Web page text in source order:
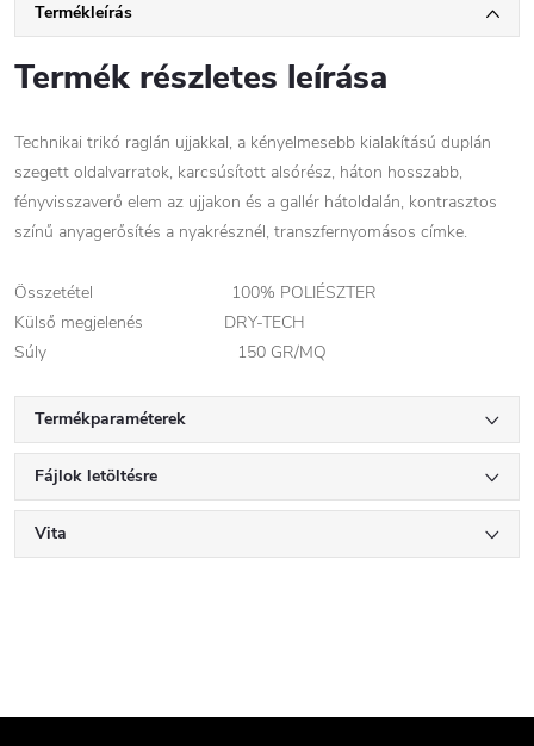
Termékleírás
Termék részletes leírása
Technikai trikó raglán ujjakkal, a kényelmesebb kialakítású duplán
szegett oldalvarratok, karcsúsított alsórész, háton hosszabb,
fényvisszaverő elem az ujjakon és a gallér hátoldalán, kontrasztos
színű anyagerősítés a nyakrésznél, transzfernyomásos címke.
Összetétel 100% POLIÉSZTER
Külső megjelenés DRY-TECH
Súly 150 GR/MQ
Termékparaméterek
Fájlok letöltésre
Vita